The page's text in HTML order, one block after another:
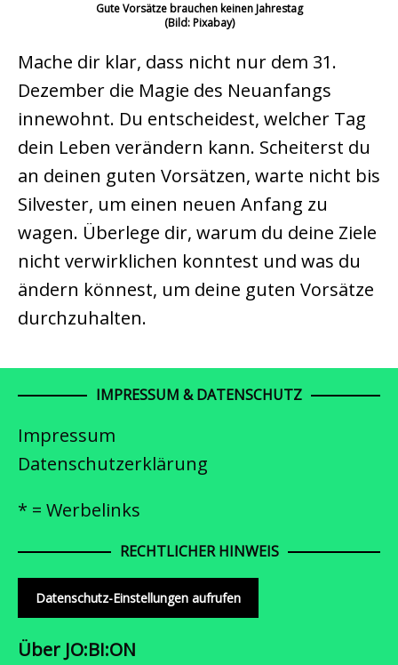
Gute Vorsätze brauchen keinen Jahrestag
(Bild: Pixabay)
Mache dir klar, dass nicht nur dem 31.
Dezember die Magie des Neuanfangs
innewohnt. Du entscheidest, welcher Tag
dein Leben verändern kann. Scheiterst du
an deinen guten Vorsätzen, warte nicht bis
Silvester, um einen neuen Anfang zu
wagen. Überlege dir, warum du deine Ziele
nicht verwirklichen konntest und was du
ändern könnest, um deine guten Vorsätze
durchzuhalten.
IMPRESSUM & DATENSCHUTZ
Impressum
Datenschutzerklärung
* = Werbelinks
RECHTLICHER HINWEIS
Datenschutz-Einstellungen aufrufen
Über JO:BI:ON